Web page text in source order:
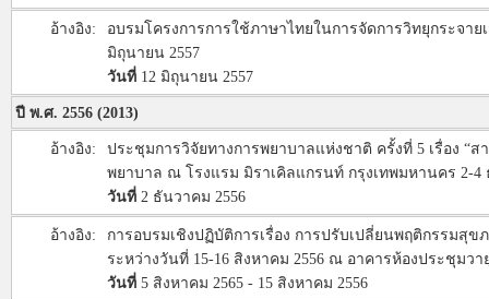
อ้างอิง:
อบรมโครงการการใช้ภาษาไทยในการจัดการวิทยุกระจา
มิถุนายน 2557
วันที่ 12 มิถุนายน 2557
ปี พ.ศ. 2556 (2013)
อ้างอิง:
ประชุมการวิจัยทางการพยาบาลแห่งชาติ ครั้งที่ 5 เรื่อง
พยาบาล ณ โรงแรม มิราเคิลแกรนท์ กรุงเทพมหานคร 2-
วันที่ 2 ธันวาคม 2556
อ้างอิง:
การอบรมเชิงปฏิบัติการเรื่อง การปรับเปลี่ยนพฤติกรรมสุ
ระหว่างวันที่ 15-16 สิงหาคม 2556 ณ อาคารห้องประชุมว
วันที่ 5 สิงหาคม 2565 - 15 สิงหาคม 2556